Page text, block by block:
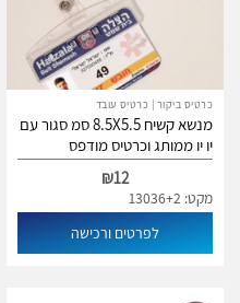
כרטיס ביקור | כרטיס עובד
מנשא קשיח 8.5X5.5 סמ סגור עם
יו יו ממותג וכרטיס מודפס
₪12
מקט: 13036+2
לפרטים ורכישה